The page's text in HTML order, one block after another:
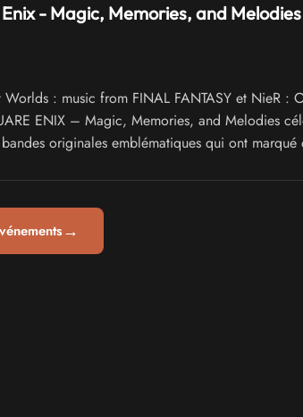
- Magic, Memories, and
Worlds : music from FINAL FANTASY et NieR :
ENIX – Magic, Memories, and Melodies
originales emblématiques qui ont marqué
→